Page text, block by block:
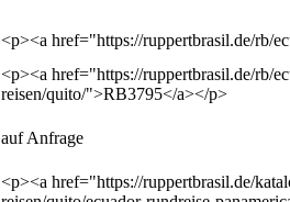
<p><a href="https://ruppertbrasil.de/rb/
<p><a href="https://ruppertbrasil.de/rb/
reisen/quito/">RB3795</a></p>
auf Anfrage
<p><a href="https://ruppertbrasil.de/